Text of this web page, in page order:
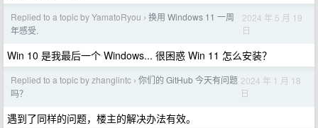
Replied to a topic by YamatoRyou › 换用 Windows 11 一周
年感受.
2024 年 5 月 19
日
Win 10 是我最后一个 Windows... 很困惑 Win 11 怎么安装？
Replied to a topic by zhanglintc › 你们的 GitHub 今天有问题
吗？
2024 年 1 月 18
日
遇到了同样的问题，楼主的解决办法有效。